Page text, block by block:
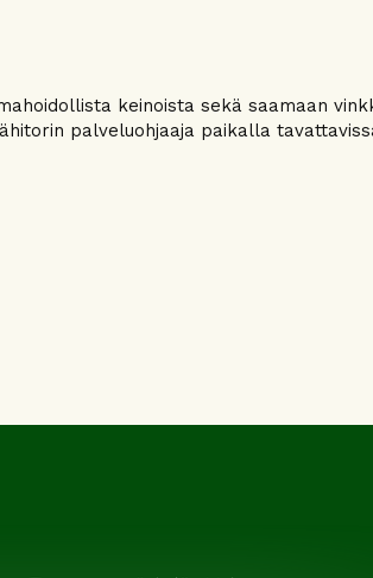
keinoista sekä saamaan
palveluohjaaja paikalla